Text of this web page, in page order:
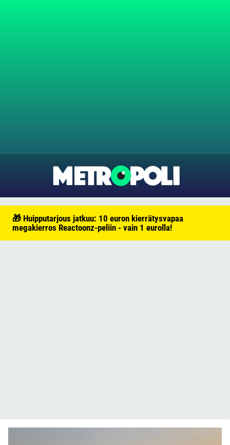
🎁 Huipputarjous jatkuu: 10 euron kierrätysvapaa
megakierros Reactoonz-peliin - vain 1 eurolla!